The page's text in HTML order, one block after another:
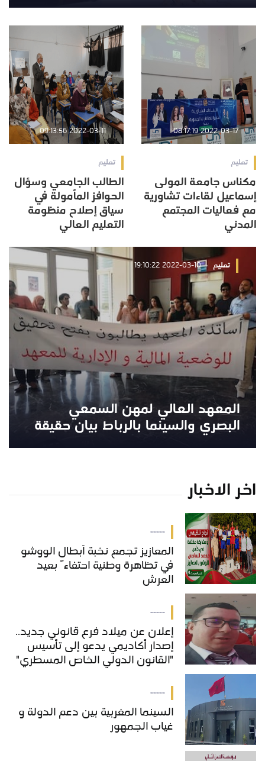
2022-03-17 08:17:19
تعليم
مكناس جامعة المولى
إسماعيل لقاءات تشاورية
مع فعاليات المجتمع
المدني
2022-03-11 09:13:56
تعليم
الطالب الجامعي وسؤال
الحوافز المأمولة في
سياق إصلاح منظومة
التعليم العالي
تعليم 2022-03-10 19:10:22
المعهد العالي لمهن السمعي
البصري والسينما بالرباط بيان حقيقة
اخر الاخبار
-----
المعازيز تجمع نخبة أبطال الووشو
في تظاهرة وطنية احتفاءً بعيد
العرش
-----
إعلان عن ميلاد فرع قانوني جديد..
إصدار أكاديمي يدعو إلى تأسيس
"القانون الدولي الخاص المسطري"
-----
السينما المغربية بين دعم الدولة و
غياب الجمهور